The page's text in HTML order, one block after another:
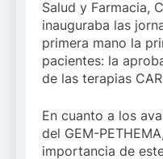
Salud y Farmacia,
inauguraba las
primera mano la
pacientes: la
de las terapias
En cuanto a los
del GEM-
importancia de